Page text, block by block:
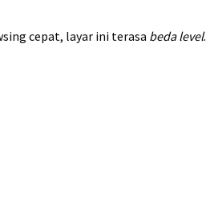
cepat, layar ini terasa beda level.